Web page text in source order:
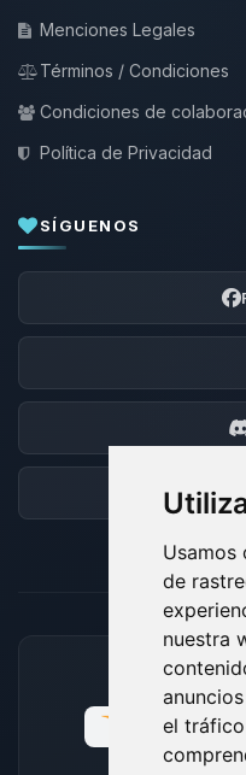
Usamos
de
nuestra
el
Menciones Legales
Términos / Condiciones
Condiciones de
Política de Privacidad
SÍGUENOS
MÉTODOS